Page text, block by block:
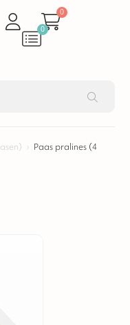
0
0
› Paas pralines (4